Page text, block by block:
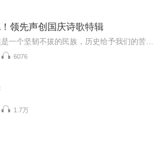
领先声创国庆诗歌特辑
6076
1.7万